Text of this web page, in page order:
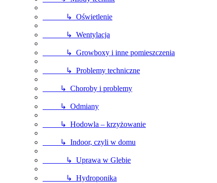
↳ Oświetlenie
↳ Wentylacja
↳ Growboxy i inne pomieszczenia
↳ Problemy techniczne
↳ Choroby i problemy
↳ Odmiany
↳ Hodowla – krzyżowanie
↳ Indoor, czyli w domu
↳ Uprawa w Glebie
↳ Hydroponika